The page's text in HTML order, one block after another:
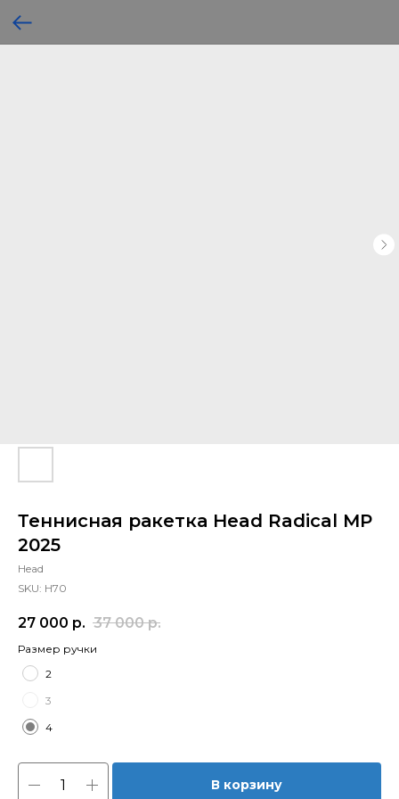
Теннисная ракетка Head Radical MP
2025
Head
SKU: H70
27 000 р. 37 000 р.
Размер ручки
2
3
4
В корзину